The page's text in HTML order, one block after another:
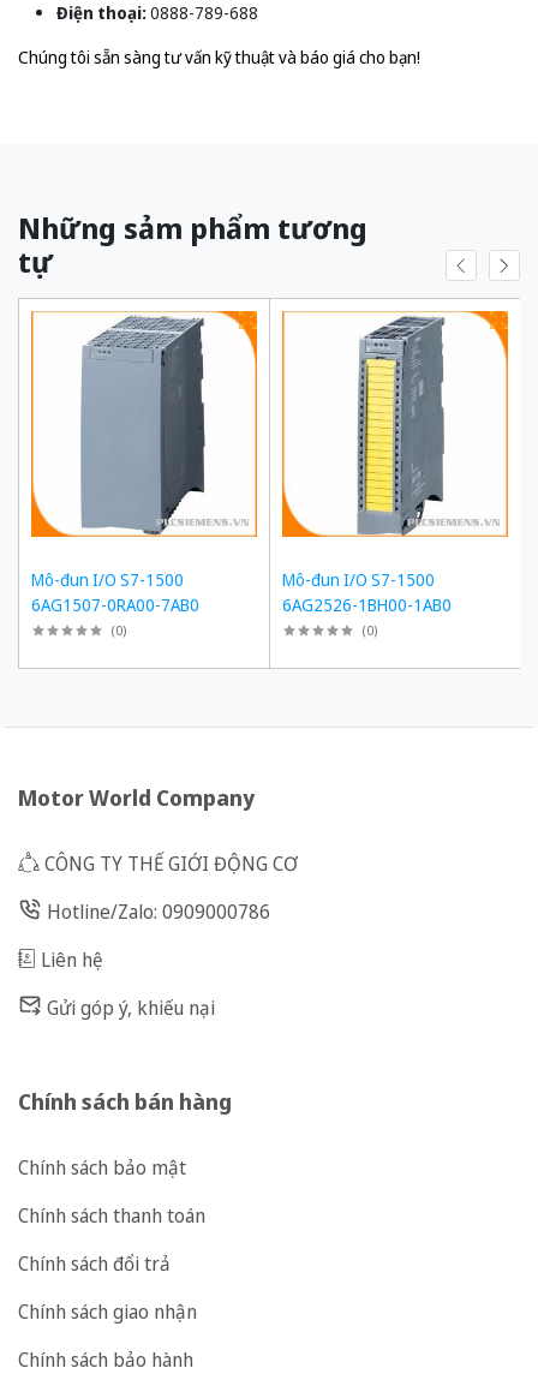
Điện thoại:0888-789-688
Chúng tôi sẵn sàng tư vấn kỹ thuật và báo giá cho bạn!
Những sảm phẩm tương
tự
Mô-đun I/O S7-1500
6AG1507-0RA00-7AB0
(0)
Mô-đun I/O S7-1500
6AG2526-1BH00-1AB0
(0)
Motor World Company
CÔNG TY THẾ GIỚI ĐỘNG CƠ
Hotline/Zalo: 0909000786
Liên hệ
Gửi góp ý, khiếu nại
Chính sách bán hàng
Chính sách bảo mật
Chính sách thanh toán
Chính sách đổi trả
Chính sách giao nhận
Chính sách bảo hành